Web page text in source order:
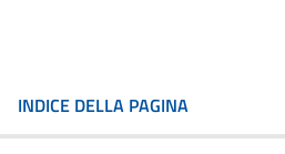
INDICE DELLA PAGINA